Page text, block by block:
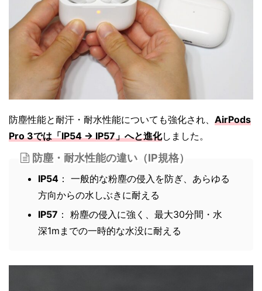
防塵性能と耐汗・耐水性能についても強化され、 AirPods
Pro 3では「IP54 → IP57」へと進化しました。
防塵・耐水性能の違い（IP規格）
IP54 ： 一般的な粉塵の侵入を防ぎ、あらゆる
方向からの水しぶきに耐える
IP57 ： 粉塵の侵入に強く、最大30分間・水
深1mまでの一時的な水没に耐える